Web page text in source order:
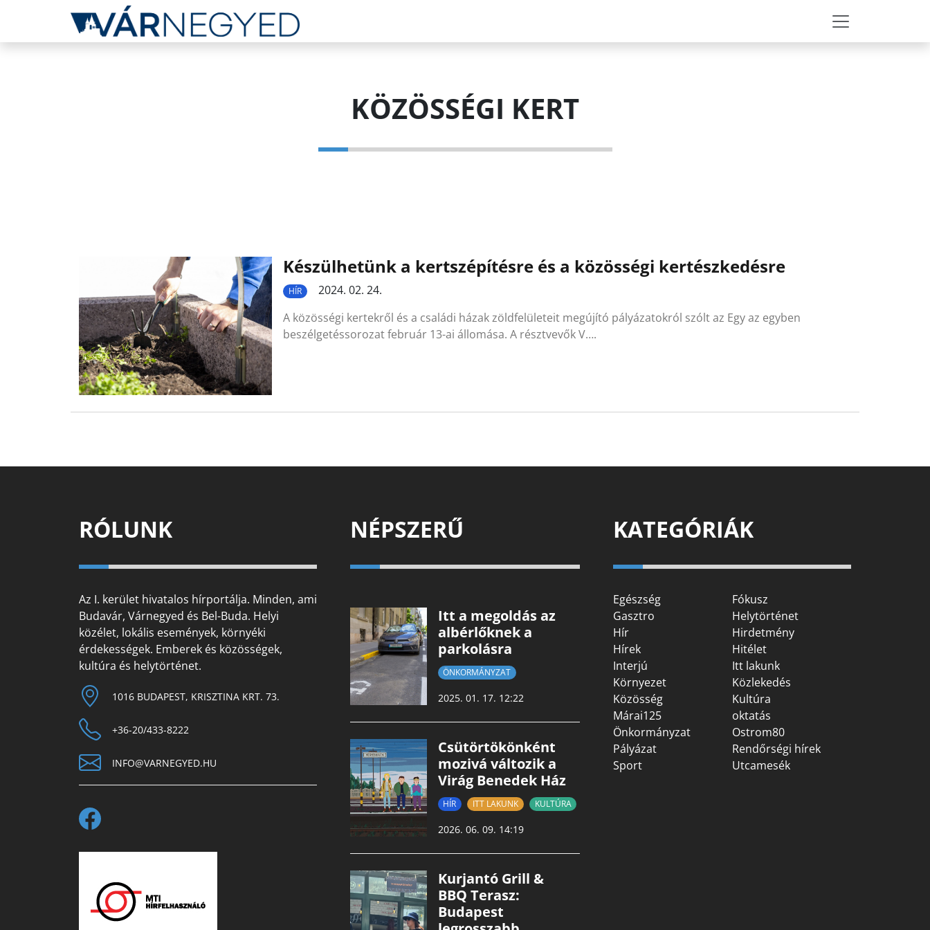
KÖZÖSSÉGI KERT
Készülhetünk a kertszépítésre és a közösségi kertészkedésre
HÍR
2024. 02. 24.
A közösségi kertekről és a családi házak zöldfelületeit megújító pályázatokról szólt az Egy az egyben
beszélgetéssorozat február 13-ai állomása. A résztvevők V….
RÓLUNK
Az I. kerület hivatalos hírportálja. Minden, ami
Budavár, Várnegyed és Bel-Buda. Helyi
közélet, lokális események, környéki
érdekességek. Emberek és közösségek,
kultúra és helytörténet.
1016 BUDAPEST, KRISZTINA KRT. 73.
+36-20/433-8222
INFO@VARNEGYED.HU
NÉPSZERŰ
Itt a megoldás az
albérlőknek a
parkolásra
ÖNKORMÁNYZAT
2025. 01. 17. 12:22
Csütörtökönként
mozivá változik a
Virág Benedek Ház
HÍR ITT LAKUNK KULTÚRA
2026. 06. 09. 14:19
Kurjantó Grill &
BBQ Terasz:
Budapest
KATEGÓRIÁK
Egészség
Fókusz
Gasztro
Helytörténet
Hír
Hirdetmény
Hírek
Hitélet
Interjú
Itt lakunk
Környezet
Közlekedés
Közösség
Kultúra
Márai125
oktatás
Önkormányzat
Ostrom80
Pályázat
Rendőrségi hírek
Sport
Utcamesék